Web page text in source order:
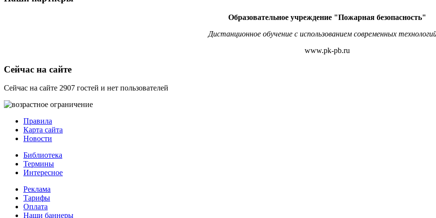
Образовательное учреждение "Пожарная безопасность"
Дистанционное обучение с использованием современных
www.pk-pb.ru
Сейчас на сайте
Сейчас на сайте 2907 гостей и нет пользователей
Правила
Карта сайта
Новости
Библиотека
Термины
Интересное
Реклама
Тарифы
Оплата
Наши баннеры